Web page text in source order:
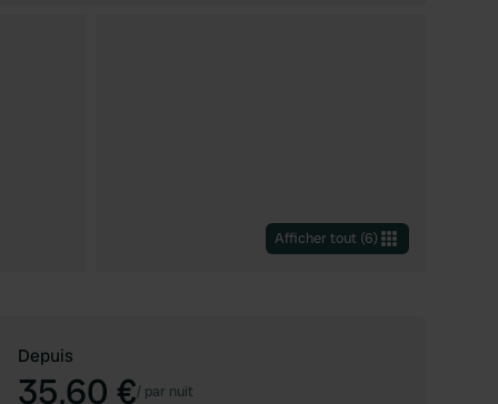
Afficher tout (6)
Depuis
35,60 €/ par nuit